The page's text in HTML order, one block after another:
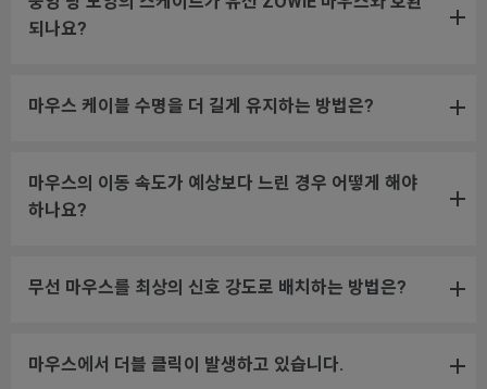
되나요?
마우스 케이블 수명을 더 길게 유지하는 방법은?
마우스의 이동 속도가 예상보다 느린 경우 어떻게 해야
하나요?
무선 마우스를 최상의 신호 강도로 배치하는 방법은?
마우스에서 더블 클릭이 발생하고 있습니다.